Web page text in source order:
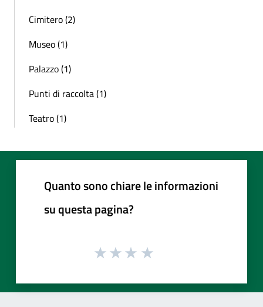
Cimitero (2)
Museo (1)
Palazzo (1)
Punti di raccolta (1)
Teatro (1)
Quanto sono chiare le informazioni
su questa pagina?